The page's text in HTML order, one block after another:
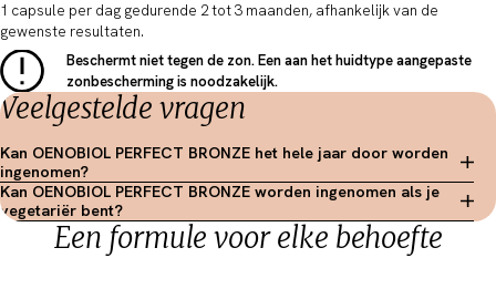
1 capsule per dag gedurende 2 tot 3 maanden, afhankelijk van de
gewenste resultaten.
Beschermt niet tegen de zon. Een aan het huidtype aangepaste
zonbescherming is noodzakelijk.
Veelgestelde vragen
Kan OENOBIOL PERFECT BRONZE het hele jaar door worden
ingenomen?
Kan OENOBIOL PERFECT BRONZE worden ingenomen als je
vegetariër bent?
Een formule voor elke behoefte